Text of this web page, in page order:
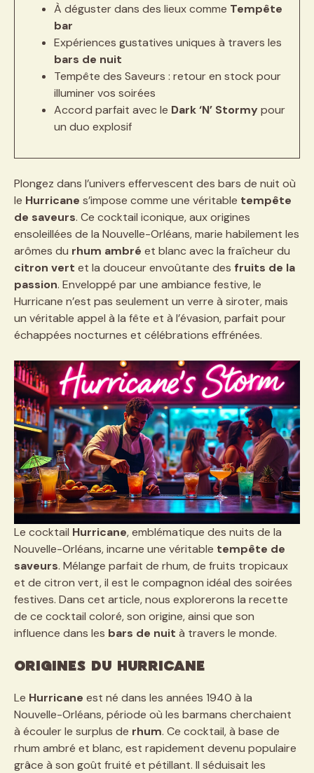
À déguster dans des lieux comme Tempête
bar
Expériences gustatives uniques à travers les
bars de nuit
Tempête des Saveurs : retour en stock pour
illuminer vos soirées
Accord parfait avec le Dark ‘N’ Stormypour
un duo explosif
Plongez dans l’univers effervescent des bars de nuit où
le Hurricane s’impose comme une véritable tempête
de saveurs. Ce cocktail iconique, aux origines
ensoleillées de la Nouvelle-Orléans, marie habilement les
arômes du rhum ambré et blanc avec la fraîcheur du
citron vert et la douceur envoûtante des fruits de la
passion. Enveloppé par une ambiance festive, le
Hurricane n’est pas seulement un verre à siroter, mais
un véritable appel à la fête et à l’évasion, parfait pour
échappées nocturnes et célébrations effrénées.
Le cocktail Hurricane, emblématique des nuits de la
Nouvelle-Orléans, incarne une véritable tempête de
saveurs. Mélange parfait de rhum, de fruits tropicaux
et de citron vert, il est le compagnon idéal des soirées
festives. Dans cet article, nous explorerons la recette
de ce cocktail coloré, son origine, ainsi que son
influence dans les bars de nuit à travers le monde.
Origines du Hurricane
Le Hurricane est né dans les années 1940 à la
Nouvelle-Orléans, période où les barmans cherchaient
à écouler le surplus de rhum. Ce cocktail, à base de
rhum ambré et blanc, est rapidement devenu populaire
grâce à son goût fruité et pétillant. Il séduisait les